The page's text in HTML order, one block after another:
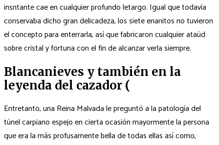
insntante cae en cualquier profundo letargo. Igual que todavía
conservaba dicho gran delicadeza, los siete enanitos no tuvieron
el concepto para enterrarla, así que fabricaron cualquier ataúd
sobre cristal y fortuna con el fin de alcanzar verla siempre.
Blancanieves y también en la
leyenda del cazador (
Entretanto, una Reina Malvada le preguntó a la patologí­a del
túnel carpiano espejo en cierta ocasión mayormente la persona
que era la más profusamente bella de todas ellas así­ como,